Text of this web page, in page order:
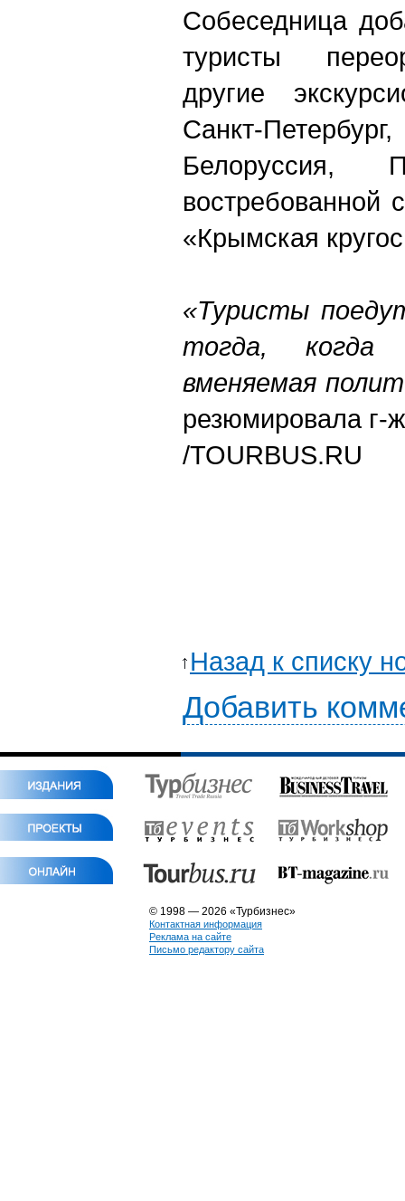
Собеседница
туристы
другие
Санкт-
Белоруссия,
востребованной
«Крымская
«Туристы
тогда,
вменяемая
резюмировала г-
/TOURBUS.RU
Назад к списку
Добавить
© 1998 — 2026 «Турбизнес»
Контактная информация
Реклама на сайте
Письмо редактору сайта